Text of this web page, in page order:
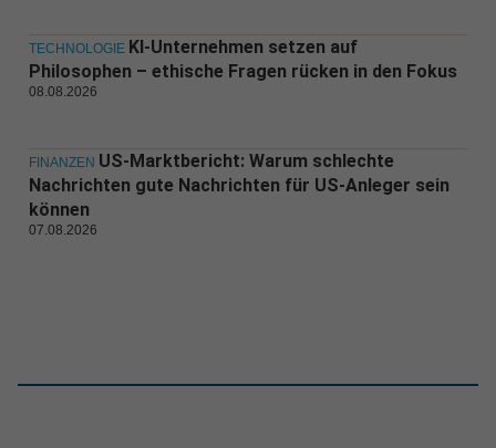
TECHNOLOGIE KI-Unternehmen setzen auf
Philosophen – ethische Fragen rücken in den Fokus
08.08.2026
FINANZEN US-Marktbericht: Warum schlechte
Nachrichten gute Nachrichten für US-Anleger sein
können
07.08.2026